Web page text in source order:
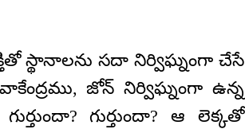
స్థానాలను సదా నిర్విఘ్నంగా చేసే
జోన్ నిర్విఘ్నంగా ఉన్న
గుర్తుందా? ఆ లెక్కతో